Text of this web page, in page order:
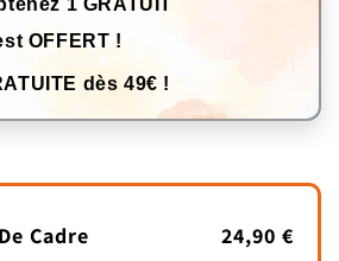
1 GRATUIT
OFFERT !
dès 49€ !
Cadre 24,90 €